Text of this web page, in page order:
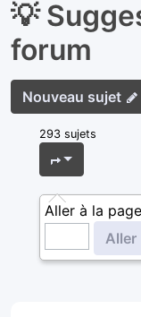
💡
forum
Nouveau sujet
293 sujets
Page
Aller à la